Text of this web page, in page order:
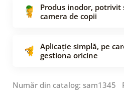
Produs inodor, potrivit
camera de copii
Aplicație simplă, pe
gestiona oricine
Număr din catalog: sam1345